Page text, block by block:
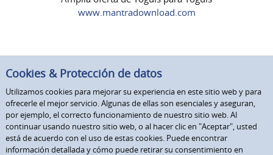
www.mantradownload.com
Cookies & Protección de datos
Utilizamos cookies para mejorar su experiencia en este sitio web y para
ofrecerle el mejor servicio. Algunas de ellas son esenciales y aseguran,
por ejemplo, el correcto funcionamiento de nuestro sitio web. Al
continuar usando nuestro sitio web, o al hacer clic en "Aceptar", usted
está de acuerdo con el uso de estas cookies. Puede encontrar
información detallada y cómo puede retirar su consentimiento en